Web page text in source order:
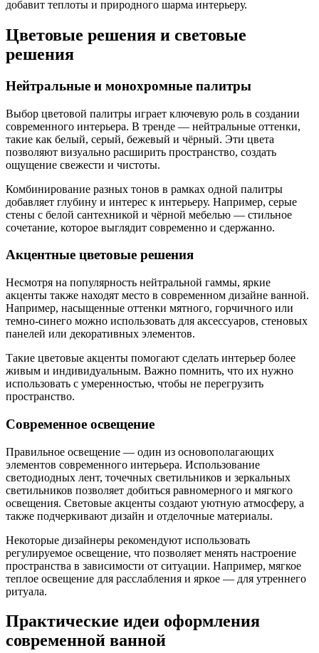
добавит теплоты и природного шарма интерьеру.
Цветовые решения и световые
решения
Нейтральные и монохромные палитры
Выбор цветовой палитры играет ключевую роль в создании
современного интерьера. В тренде — нейтральные оттенки,
такие как белый, серый, бежевый и чёрный. Эти цвета
позволяют визуально расширить пространство, создать
ощущение свежести и чистоты.
Комбинирование разных тонов в рамках одной палитры
добавляет глубину и интерес к интерьеру. Например, серые
стены с белой сантехникой и чёрной мебелью — стильное
сочетание, которое выглядит современно и сдержанно.
Акцентные цветовые решения
Несмотря на популярность нейтральной гаммы, яркие
акценты также находят место в современном дизайне ванной.
Например, насыщенные оттенки мятного, горчичного или
темно-синего можно использовать для аксессуаров, стеновых
панелей или декоративных элементов.
Такие цветовые акценты помогают сделать интерьер более
живым и индивидуальным. Важно помнить, что их нужно
использовать с умеренностью, чтобы не перегрузить
пространство.
Современное освещение
Правильное освещение — один из основополагающих
элементов современного интерьера. Использование
светодиодных лент, точечных светильников и зеркальных
светильников позволяет добиться равномерного и мягкого
освещения. Световые акценты создают уютную атмосферу, а
также подчеркивают дизайн и отделочные материалы.
Некоторые дизайнеры рекомендуют использовать
регулируемое освещение, что позволяет менять настроение
пространства в зависимости от ситуации. Например, мягкое
теплое освещение для расслабления и яркое — для утреннего
ритуала.
Практические идеи оформления
современной ванной